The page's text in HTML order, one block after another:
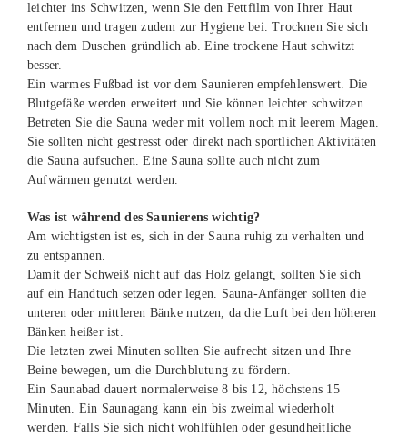
leichter ins Schwitzen, wenn Sie den Fettfilm von Ihrer Haut
entfernen und tragen zudem zur Hygiene bei. Trocknen Sie sich
nach dem Duschen gründlich ab. Eine trockene Haut schwitzt
besser.
Ein warmes Fußbad ist vor dem Saunieren empfehlenswert. Die
Blutgefäße werden erweitert und Sie können leichter schwitzen.
Betreten Sie die Sauna weder mit vollem noch mit leerem Magen.
Sie sollten nicht gestresst oder direkt nach sportlichen Aktivitäten
die Sauna aufsuchen. Eine Sauna sollte auch nicht zum
Aufwärmen genutzt werden.
Was ist während des Saunierens wichtig?
Am wichtigsten ist es, sich in der Sauna ruhig zu verhalten und
zu entspannen.
Damit der Schweiß nicht auf das Holz gelangt, sollten Sie sich
auf ein Handtuch setzen oder legen. Sauna-Anfänger sollten die
unteren oder mittleren Bänke nutzen, da die Luft bei den höheren
Bänken heißer ist.
Die letzten zwei Minuten sollten Sie aufrecht sitzen und Ihre
Beine bewegen, um die Durchblutung zu fördern.
Ein Saunabad dauert normalerweise 8 bis 12, höchstens 15
Minuten. Ein Saunagang kann ein bis zweimal wiederholt
werden. Falls Sie sich nicht wohlfühlen oder gesundheitliche